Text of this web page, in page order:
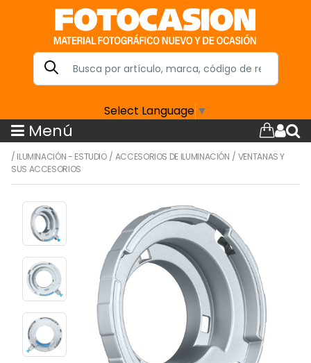
Select Language ▼
Menú
/ ILUMINACIÓN - ESTUDIO/ ACCESORIOS DE ILUMINACIÓN / VENTANAS Y
SUS ACCESORIOS